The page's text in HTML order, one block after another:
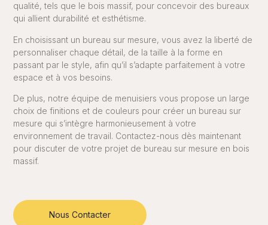
qualité, tels que le bois massif, pour concevoir des bureaux
qui allient durabilité et esthétisme.
En choisissant un bureau sur mesure, vous avez la liberté de
personnaliser chaque détail, de la taille à la forme en
passant par le style, afin qu’il s’adapte parfaitement à votre
espace et à vos besoins.
De plus, notre équipe de menuisiers vous propose un large
choix de finitions et de couleurs pour créer un bureau sur
mesure qui s’intègre harmonieusement à votre
environnement de travail. Contactez-nous dès maintenant
pour discuter de votre projet de bureau sur mesure en bois
massif.
Nous Contacter